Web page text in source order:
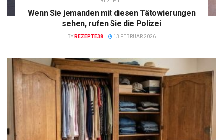
Wenn Sie jemanden mit diesen Tätowierungen
sehen, rufen Sie die Polizei
BY REZEPTE38 13 FEBRUAR 2026